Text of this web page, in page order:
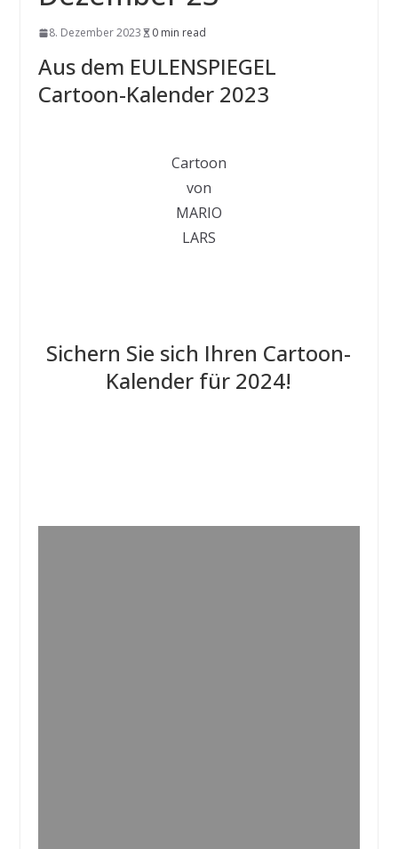
8. Dezember 2023 0 min read
Aus dem EULENSPIEGEL
Cartoon-Kalender 2023
Cartoon
von
MARIO
LARS
Sichern Sie sich Ihren Cartoon-
Kalender für 2024!